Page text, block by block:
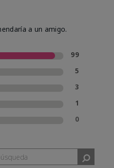
a un amigo.
99
5
3
1
0